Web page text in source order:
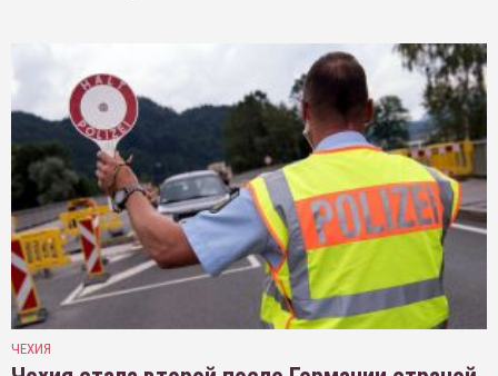
ЧЕХИЯ